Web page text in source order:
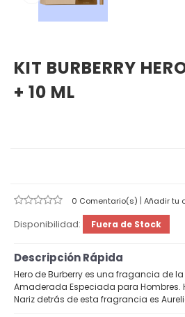
KIT BURBERRY
+ 10 ML
0 Comentario(s) | Añadir tu
Disponibilidad: Fuera de Stock
Descripción Rápida
Hero de Burberry es una fragancia de
Amaderada Especiada para Hombres.
Nariz detrás de esta fragrancia es